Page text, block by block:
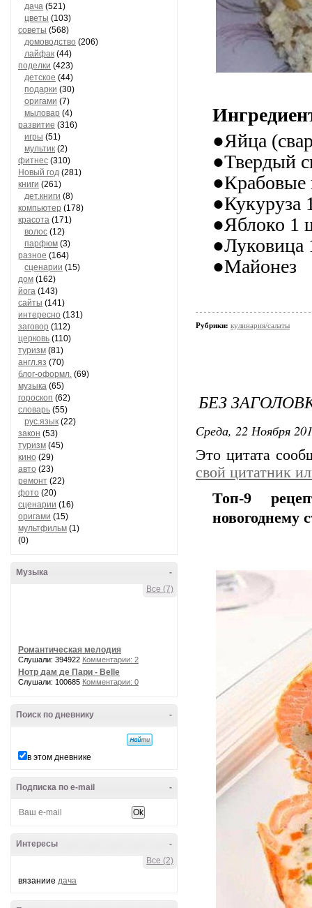
дача (521)
цветы (103)
советы (568)
домоводство (206)
лайфак (44)
поделки (423)
детское (44)
подарки (30)
оригами (7)
мыловар (4)
развитие (316)
игры (51)
мультик (2)
фитнес (310)
Новый год (281)
книги (261)
дет.книги (8)
компьютер (178)
красота (171)
волос (12)
парфюм (3)
разное (164)
сценарии (15)
дом (162)
йога (143)
сайты (141)
интересно (131)
заговор (112)
церковь (110)
туризм (81)
англ.яз (70)
блог-оформл. (69)
музыка (65)
гороскоп (62)
словарь (55)
рус.язык (22)
закон (53)
туризм (45)
кино (29)
авто (23)
ремонт (22)
фото (20)
сценарии (16)
оригами (15)
мультфильм (1)
(0)
-
Музыка
Все (7)
Романтическая мелодия
Слушали: 394922 Комментарии: 2
Нотр дам де Пари - Belle
Слушали: 100685 Комментарии: 0
-
Поиск по дневнику
в этом дневнике
-
Подписка по e-mail
-
Интересы
Все (2)
вязаниие дача
●Яйца
●Твердый
●Крабовые
●Кукуруза
●Яблоко 1
●Луковица
●Майонез
Рубрики: кулинария/салаты
БЕЗ
Среда, 22 Ноября
Это цитата
свой цитатник
Топ-9
новогоднему